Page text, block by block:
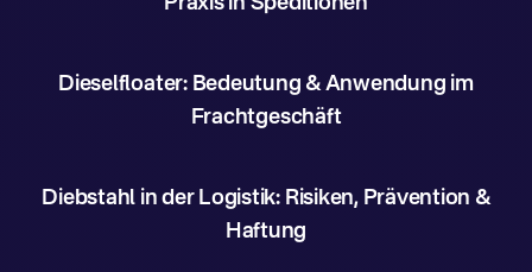
Dieselfloater: Bedeutung & Anwendung im
Frachtgeschäft
Diebstahl in der Logistik: Risiken, Prävention &
Haftung